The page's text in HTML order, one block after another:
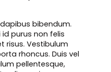
bibendum.
purus non felis
risus. Vestibulum
rhoncus. Duis vel
pellentesque,